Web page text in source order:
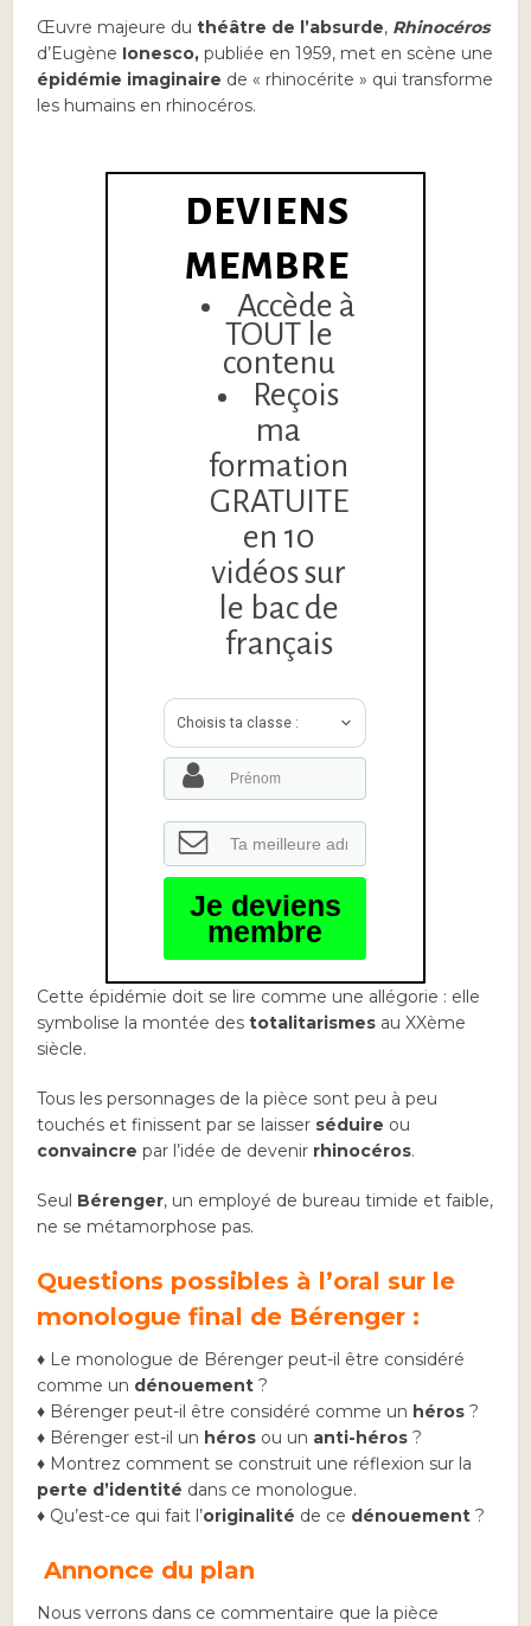
Œuvre majeure duthéâtre de l’absurde, Rhinocéros
d’Eugène Ionesco,publiée en 1959, met en scène une
épidémie imaginaire de « rhinocérite » qui transforme
les humains en rhinocéros.
DEVIENS
MEMBRE
Accède à
TOUT le
contenu
Reçois
ma
formation
GRATUITE
en 10
vidéos sur
le bac de
français
Choisis ta classe :
Je deviens
membre
Cette épidémie doit se lire comme une allégorie : elle
symbolise la montée destotalitarismes au XXème
siècle.
Tous les personnages de la pièce sont peu à peu
touchés et finissent par se laisser séduire ou
convaincrepar l’idée de devenir rhinocéros.
Seul Bérenger, un employé de bureau timide et faible,
ne se métamorphose pas.
Questions possibles à l’oral sur le
monologue final de Bérenger :
♦ Le monologue de Bérenger peut-il être considéré
comme un dénouement?
♦ Bérenger peut-il être considéré comme un héros?
♦ Bérenger est-il un héros ou un anti-héros ?
♦ Montrez comment se construit une réflexion sur la
perte d’identité dans ce monologue.
♦ Qu’est-ce qui fait l’originalité de ce dénouement ?
Annonce du plan
Nous verrons dans ce commentaire que la pièce